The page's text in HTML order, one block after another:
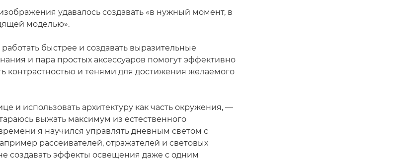
удавалось создавать «в нужный момент, в
моделью».
быстрее и создавать выразительные
и пара простых аксессуаров помогут эффективно
контрастностью и тенями для достижения желаемого
и использовать архитектуру как часть окружения, —
выжать максимум из естественного
я научился управлять дневным светом с
рассеивателей, отражателей и световых
создавать эффекты освещения даже с одним